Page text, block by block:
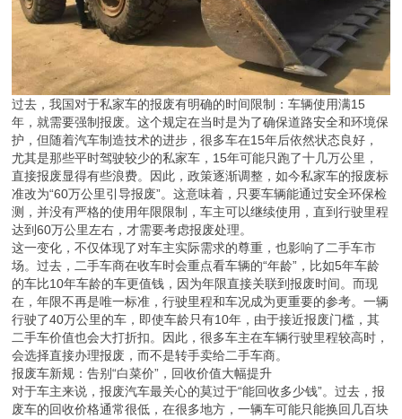
过去，我国对于私家车的报废有明确的时间限制：车辆使用满15
年，就需要强制报废。这个规定在当时是为了确保道路安全和环境保
护，但随着汽车制造技术的进步，很多车在15年后依然状态良好，
尤其是那些平时驾驶较少的私家车，15年可能只跑了十几万公里，
直接报废显得有些浪费。因此，政策逐渐调整，如今私家车的报废标
准改为“60万公里引导报废”。这意味着，只要车辆能通过安全环保检
测，并没有严格的使用年限限制，车主可以继续使用，直到行驶里程
达到60万公里左右，才需要考虑报废处理。
这一变化，不仅体现了对车主实际需求的尊重，也影响了二手车市
场。过去，二手车商在收车时会重点看车辆的“年龄”，比如5年车龄
的车比10年车龄的车更值钱，因为年限直接关联到报废时间。而现
在，年限不再是唯一标准，行驶里程和车况成为更重要的参考。一辆
行驶了40万公里的车，即使车龄只有10年，由于接近报废门槛，其
二手车价值也会大打折扣。因此，很多车主在车辆行驶里程较高时，
会选择直接办理报废，而不是转手卖给二手车商。
报废车新规：告别“白菜价”，回收价值大幅提升
对于车主来说，报废汽车最关心的莫过于“能回收多少钱”。过去，报
废车的回收价格通常很低，在很多地方，一辆车可能只能换回几百块